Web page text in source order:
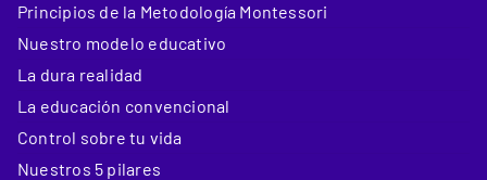
Principios de la Metodología Montessori
Nuestro modelo educativo
La dura realidad
La educación convencional
Control sobre tu vida
Nuestros 5 pilares